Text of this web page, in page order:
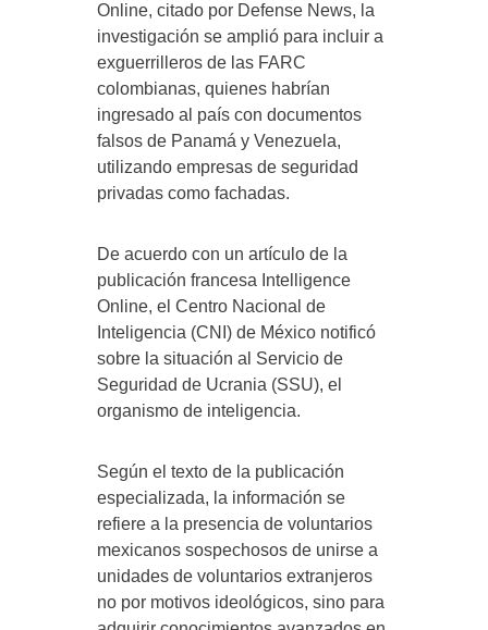
Online, citado por Defense News, la
investigación se amplió para incluir a
exguerrilleros de las FARC
colombianas, quienes habrían
ingresado al país con documentos
falsos de Panamá y Venezuela,
utilizando empresas de seguridad
privadas como fachadas.
De acuerdo con un artículo de la
publicación francesa Intelligence
Online, el Centro Nacional de
Inteligencia (CNI) de México notificó
sobre la situación al Servicio de
Seguridad de Ucrania (SSU), el
organismo de inteligencia.
Según el texto de la publicación
especializada, la información se
refiere a la presencia de voluntarios
mexicanos sospechosos de unirse a
unidades de voluntarios extranjeros
no por motivos ideológicos, sino para